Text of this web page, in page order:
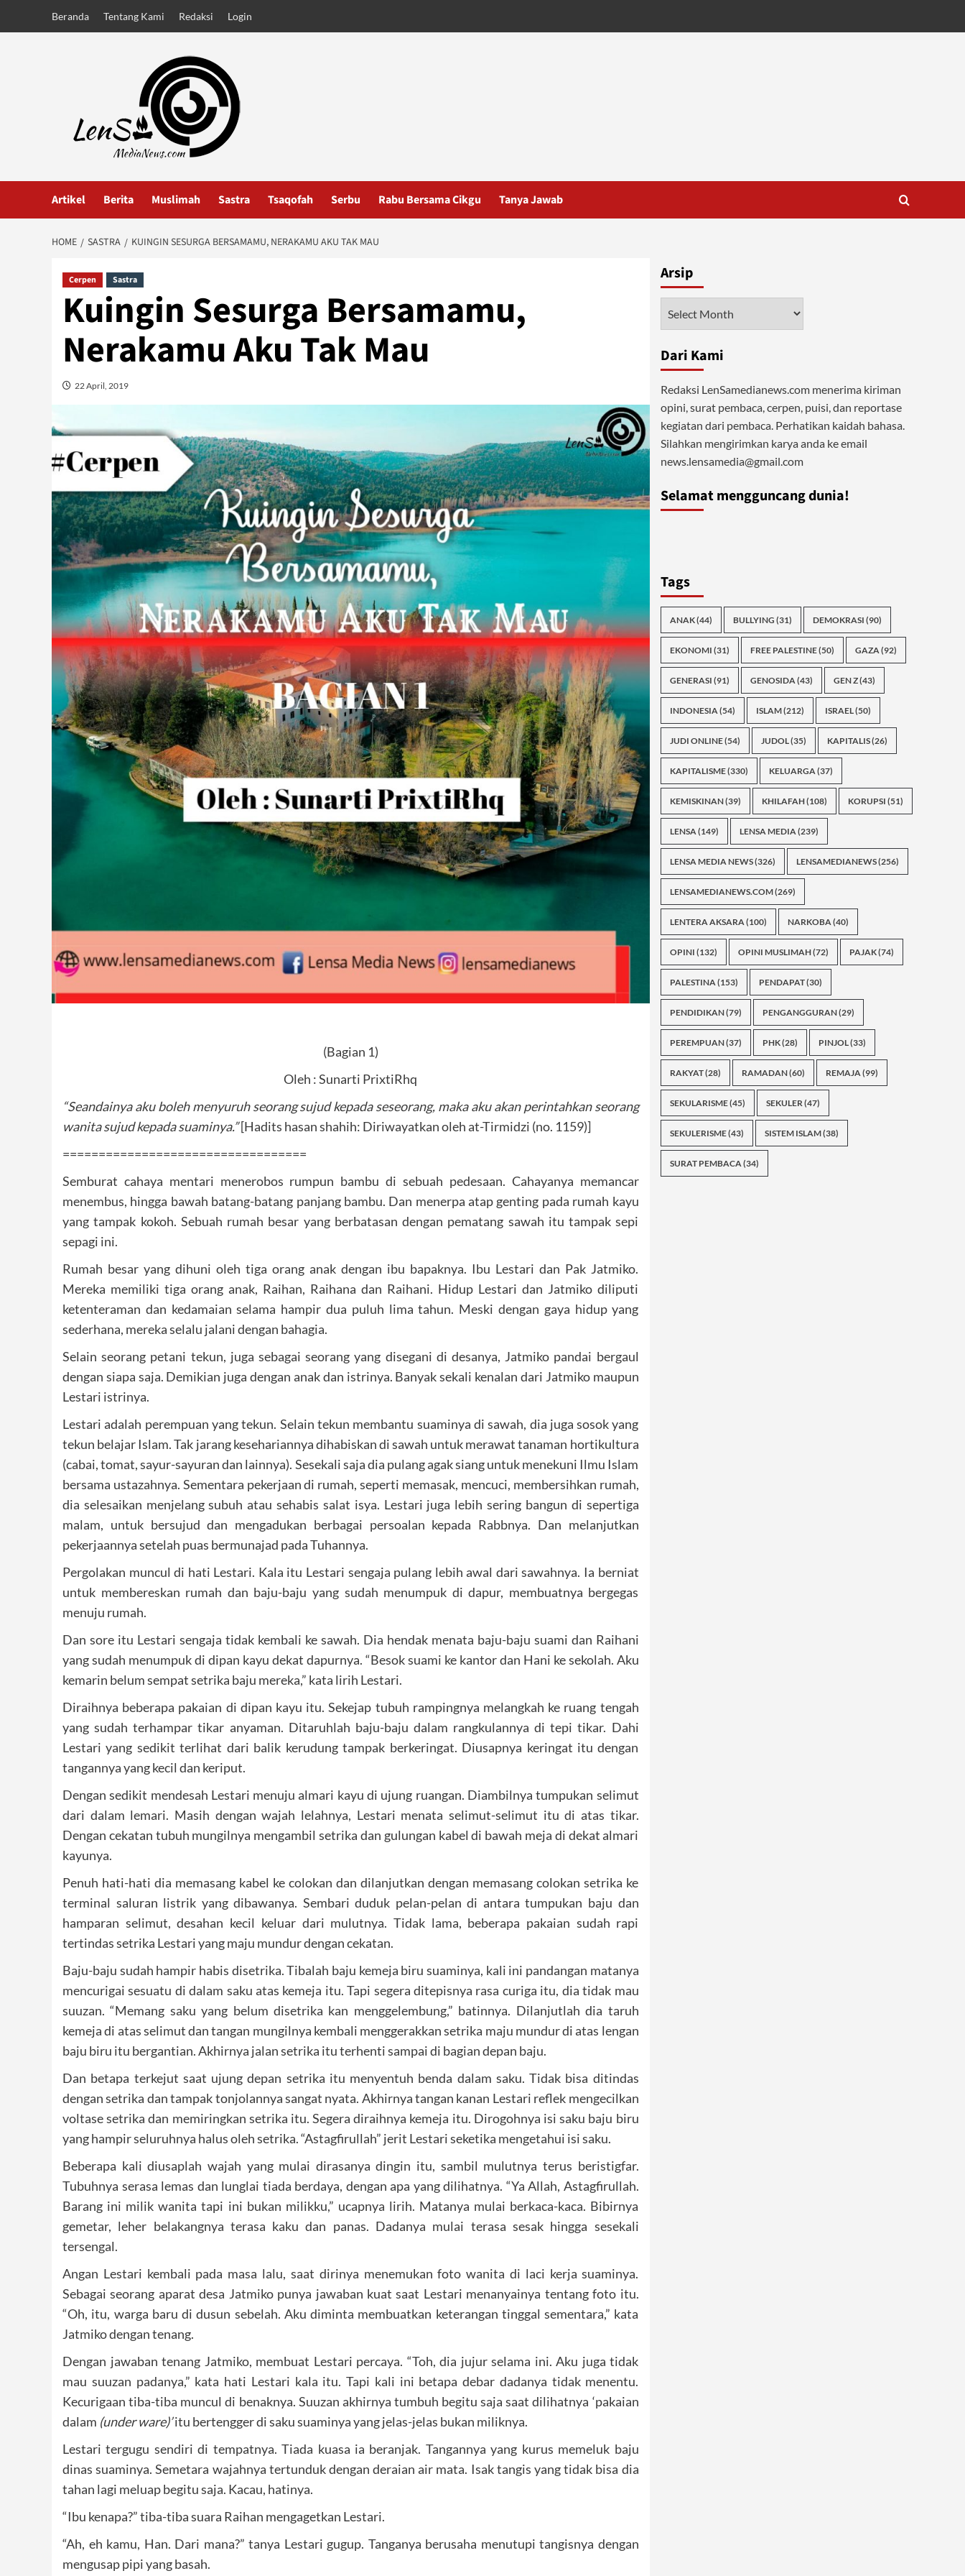
Beranda Tentang Kami Redaksi Login
Artikel Berita Muslimah Sastra Tsaqofah Serbu Rabu Bersama Cikgu Tanya Jawab
HOME SASTRA KUINGIN SESURGA BERSAMAMU, NERAKAMU AKU TAK MAU
Cerpen Sastra
Kuingin Sesurga Bersamamu,
Nerakamu Aku Tak Mau
22 April, 2019
(Bagian 1)
Oleh : Sunarti PrixtiRhq
“Seandainya aku boleh menyuruh seorang sujud kepada seseorang, maka aku akan perintahkan seorang
wanita sujud kepada suaminya.”[Hadits hasan shahih: Diriwayatkan oleh at-Tirmidzi (no. 1159)]
==================================
Semburat cahaya mentari menerobos rumpun bambu di sebuah pedesaan. Cahayanya memancar
menembus, hingga bawah batang-batang panjang bambu. Dan menerpa atap genting pada rumah kayu
yang tampak kokoh. Sebuah rumah besar yang berbatasan dengan pematang sawah itu tampak sepi
sepagi ini.
Rumah besar yang dihuni oleh tiga orang anak dengan ibu bapaknya. Ibu Lestari dan Pak Jatmiko.
Mereka memiliki tiga orang anak, Raihan, Raihana dan Raihani. Hidup Lestari dan Jatmiko diliputi
ketenteraman dan kedamaian selama hampir dua puluh lima tahun. Meski dengan gaya hidup yang
sederhana, mereka selalu jalani dengan bahagia.
Selain seorang petani tekun, juga sebagai seorang yang disegani di desanya, Jatmiko pandai bergaul
dengan siapa saja. Demikian juga dengan anak dan istrinya. Banyak sekali kenalan dari Jatmiko maupun
Lestari istrinya.
Lestari adalah perempuan yang tekun. Selain tekun membantu suaminya di sawah, dia juga sosok yang
tekun belajar Islam. Tak jarang kesehariannya dihabiskan di sawah untuk merawat tanaman hortikultura
(cabai, tomat, sayur-sayuran dan lainnya). Sesekali saja dia pulang agak siang untuk menekuni Ilmu Islam
bersama ustazahnya. Sementara pekerjaan di rumah, seperti memasak, mencuci, membersihkan rumah,
dia selesaikan menjelang subuh atau sehabis salat isya. Lestari juga lebih sering bangun di sepertiga
malam, untuk bersujud dan mengadukan berbagai persoalan kepada Rabbnya. Dan melanjutkan
pekerjaannya setelah puas bermunajad pada Tuhannya.
Pergolakan muncul di hati Lestari. Kala itu Lestari sengaja pulang lebih awal dari sawahnya. Ia berniat
untuk membereskan rumah dan baju-baju yang sudah menumpuk di dapur, membuatnya bergegas
menuju rumah.
Dan sore itu Lestari sengaja tidak kembali ke sawah. Dia hendak menata baju-baju suami dan Raihani
yang sudah menumpuk di dipan kayu dekat dapurnya. “Besok suami ke kantor dan Hani ke sekolah. Aku
kemarin belum sempat setrika baju mereka,” kata lirih Lestari.
Diraihnya beberapa pakaian di dipan kayu itu. Sekejap tubuh rampingnya melangkah ke ruang tengah
yang sudah terhampar tikar anyaman. Ditaruhlah baju-baju dalam rangkulannya di tepi tikar. Dahi
Lestari yang sedikit terlihat dari balik kerudung tampak berkeringat. Diusapnya keringat itu dengan
tangannya yang kecil dan keriput.
Dengan sedikit mendesah Lestari menuju almari kayu di ujung ruangan. Diambilnya tumpukan selimut
dari dalam lemari. Masih dengan wajah lelahnya, Lestari menata selimut-selimut itu di atas tikar.
Dengan cekatan tubuh mungilnya mengambil setrika dan gulungan kabel di bawah meja di dekat almari
kayunya.
Penuh hati-hati dia memasang kabel ke colokan dan dilanjutkan dengan memasang colokan setrika ke
terminal saluran listrik yang dibawanya. Sembari duduk pelan-pelan di antara tumpukan baju dan
hamparan selimut, desahan kecil keluar dari mulutnya. Tidak lama, beberapa pakaian sudah rapi
tertindas setrika Lestari yang maju mundur dengan cekatan.
Baju-baju sudah hampir habis disetrika. Tibalah baju kemeja biru suaminya, kali ini pandangan matanya
mencurigai sesuatu di dalam saku atas kemeja itu. Tapi segera ditepisnya rasa curiga itu, dia tidak mau
suuzan. “Memang saku yang belum disetrika kan menggelembung,” batinnya. Dilanjutlah dia taruh
kemeja di atas selimut dan tangan mungilnya kembali menggerakkan setrika maju mundur di atas lengan
baju biru itu bergantian. Akhirnya jalan setrika itu terhenti sampai di bagian depan baju.
Dan betapa terkejut saat ujung depan setrika itu menyentuh benda dalam saku. Tidak bisa ditindas
dengan setrika dan tampak tonjolannya sangat nyata. Akhirnya tangan kanan Lestari reflek mengecilkan
voltase setrika dan memiringkan setrika itu. Segera diraihnya kemeja itu. Dirogohnya isi saku baju biru
yang hampir seluruhnya halus oleh setrika. “Astagfirullah” jerit Lestari seketika mengetahui isi saku.
Beberapa kali diusaplah wajah yang mulai dirasanya dingin itu, sambil mulutnya terus beristigfar.
Tubuhnya serasa lemas dan lunglai tiada berdaya, dengan apa yang dilihatnya. “Ya Allah, Astagfirullah.
Barang ini milik wanita tapi ini bukan milikku,” ucapnya lirih. Matanya mulai berkaca-kaca. Bibirnya
gemetar, leher belakangnya terasa kaku dan panas. Dadanya mulai terasa sesak hingga sesekali
tersengal.
Angan Lestari kembali pada masa lalu, saat dirinya menemukan foto wanita di laci kerja suaminya.
Sebagai seorang aparat desa Jatmiko punya jawaban kuat saat Lestari menanyainya tentang foto itu.
“Oh, itu, warga baru di dusun sebelah. Aku diminta membuatkan keterangan tinggal sementara,” kata
Jatmiko dengan tenang.
Dengan jawaban tenang Jatmiko, membuat Lestari percaya. “Toh, dia jujur selama ini. Aku juga tidak
mau suuzan padanya,” kata hati Lestari kala itu. Tapi kali ini betapa debar dadanya tidak menentu.
Kecurigaan tiba-tiba muncul di benaknya. Suuzan akhirnya tumbuh begitu saja saat dilihatnya ‘pakaian
dalam (under ware)’itu bertengger di saku suaminya yang jelas-jelas bukan miliknya.
Lestari tergugu sendiri di tempatnya. Tiada kuasa ia beranjak. Tangannya yang kurus memeluk baju
dinas suaminya. Semetara wajahnya tertunduk dengan deraian air mata. Isak tangis yang tidak bisa dia
tahan lagi meluap begitu saja. Kacau, hatinya.
“Ibu kenapa?” tiba-tiba suara Raihan mengagetkan Lestari.
“Ah, eh kamu, Han. Dari mana?” tanya Lestari gugup. Tanganya berusaha menutupi tangisnya dengan
mengusap pipi yang basah.
Arsip
Dari Kami
Redaksi LenSamedianews.com menerima kiriman
opini, surat pembaca, cerpen, puisi, dan reportase
kegiatan dari pembaca. Perhatikan kaidah bahasa.
Silahkan mengirimkan karya anda ke email
news.lensamedia@gmail.com
Selamat mengguncang dunia!
Tags
ANAK(44) BULLYING (31) DEMOKRASI (90)
EKONOMI (31) FREE PALESTINE(50) GAZA(92)
GENERASI (91) GENOSIDA(43) GEN Z(43)
INDONESIA(54) ISLAM(212) ISRAEL(50)
JUDI ONLINE(54) JUDOL(35) KAPITALIS(26)
KAPITALISME(330) KELUARGA(37)
KEMISKINAN(39) KHILAFAH(108) KORUPSI (51)
LENSA(149) LENSA MEDIA(239)
LENSA MEDIA NEWS(326) LENSAMEDIANEWS(256)
LENSAMEDIANEWS.COM(269)
LENTERA AKSARA(100) NARKOBA(40)
OPINI (132) OPINI MUSLIMAH(72) PAJAK(74)
PALESTINA(153) PENDAPAT(30)
PENDIDIKAN(79) PENGANGGURAN(29)
PEREMPUAN(37) PHK(28) PINJOL(33)
RAKYAT(28) RAMADAN(60) REMAJA(99)
SEKULARISME(45) SEKULER(47)
SEKULERISME(43) SISTEM ISLAM(38)
SURAT PEMBACA(34)